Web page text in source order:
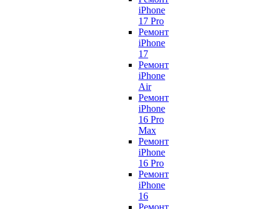
iPhone
17 Pro
Ремонт
iPhone
17
Ремонт
iPhone
Air
Ремонт
iPhone
16 Pro
Max
Ремонт
iPhone
16 Pro
Ремонт
iPhone
16
Ремонт